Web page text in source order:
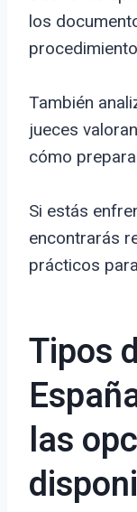
los
También
jueces
cómo
Si estás
encontrarás
prácticos
Tipos
las